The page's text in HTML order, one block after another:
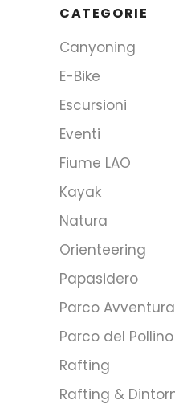
CATEGORIE
Canyoning
E-Bike
Escursioni
Eventi
Fiume LAO
Kayak
Natura
Orienteering
Papasidero
Parco Avventura
Parco del Pollino
Rafting
Rafting &